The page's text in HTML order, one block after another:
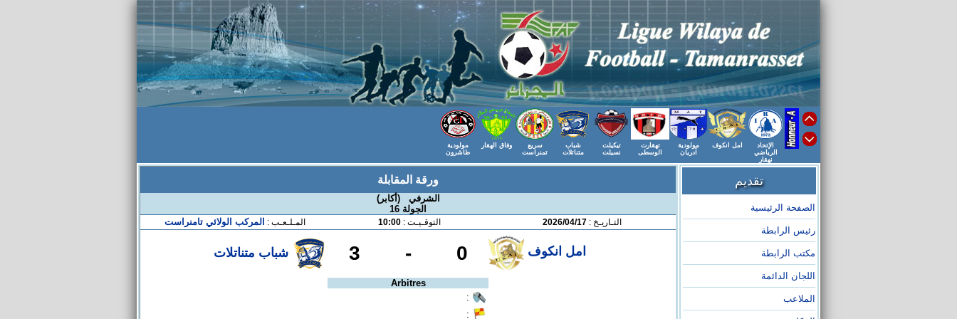
الإتحاد
الرياضي
نهقار
امل انكوف
مولودية
أدريان
تهقارت
الوسطى
تيكيلت
نسيلت
شباب
متناتلات
سريع
تمنراست
وفاق الهقار
مولودية
طاشرون
تقديم
الصفحة الرئيسية
رئيس الرابطة
مكتب الرابطة
اللجان الدائمة
الملاعب
ورقة المقابلة
الشرفي (أكابر)
الجولة 16
التـاريـخ : 2026/04/17 التوقـيـت :10:00 المـلـعـب : المركب الولائي تامنراست
امل انكوف 0
-
3 شباب متناتلات
Arbitres
:
: